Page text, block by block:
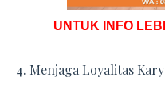
UNTUK INFO
4. Menjaga Loyalitas